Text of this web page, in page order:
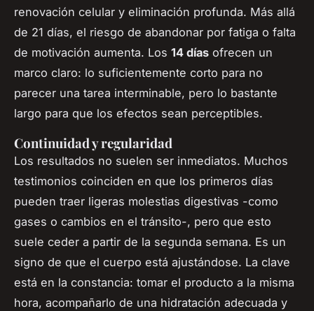
renovación celular y eliminación profunda. Más allá
de 21 días, el riesgo de abandonar por fatiga o falta
de motivación aumenta. Los 14 días ofrecen un
marco claro: lo suficientemente corto para no
parecer una tarea interminable, pero lo bastante
largo para que los efectos sean perceptibles.
Continuidad y regularidad
Los resultados no suelen ser inmediatos. Muchos
testimonios coinciden en que los primeros días
pueden traer ligeras molestias digestivas -como
gases o cambios en el tránsito-, pero que esto
suele ceder a partir de la segunda semana. Es un
signo de que el cuerpo está ajustándose. La clave
está en la constancia: tomar el producto a la misma
hora, acompañarlo de una hidratación adecuada y